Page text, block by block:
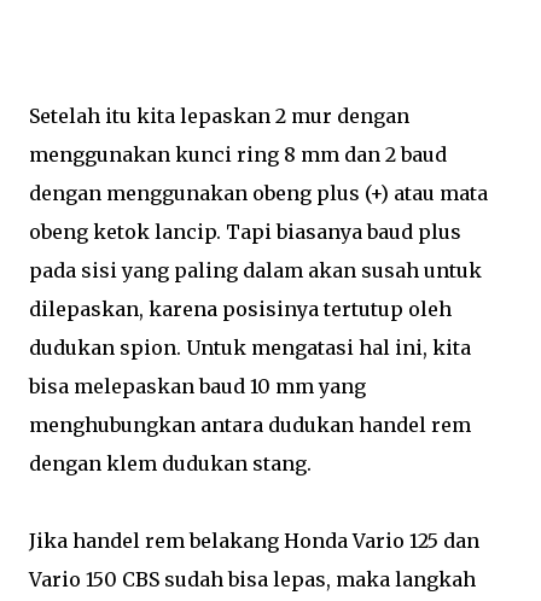
Setelah itu kita lepaskan 2 mur dengan
menggunakan kunci ring 8 mm dan 2 baud
dengan menggunakan obeng plus (+) atau mata
obeng ketok lancip. Tapi biasanya baud plus
pada sisi yang paling dalam akan susah untuk
dilepaskan, karena posisinya tertutup oleh
dudukan spion. Untuk mengatasi hal ini, kita
bisa melepaskan baud 10 mm yang
menghubungkan antara dudukan handel rem
dengan klem dudukan stang.
Jika handel rem belakang Honda Vario 125 dan
Vario 150 CBS sudah bisa lepas, maka langkah